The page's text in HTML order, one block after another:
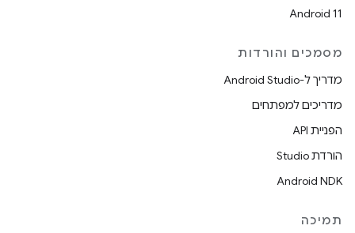
Android 11
מסמכים והורדות
מדריך ל-Android Studio
מדריכים למפתחים
הפניית API
הורדת Studio
Android NDK
תמיכה